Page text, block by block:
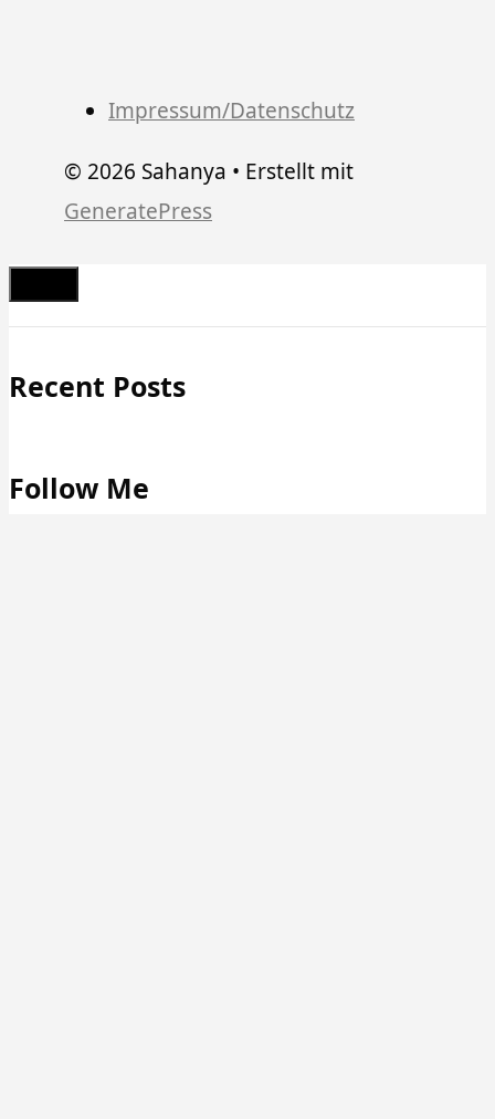
Impressum/Datenschutz
© 2026 Sahanya • Erstellt mit
GeneratePress
Schließen
Recent Posts
Follow Me